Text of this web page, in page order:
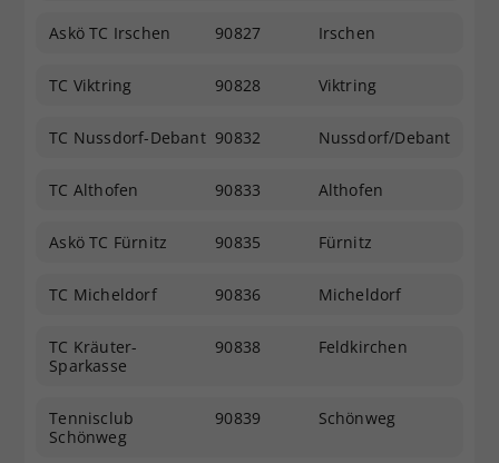
Askö TC Irschen 90827 Irschen
TC Viktring 90828 Viktring
TC Nussdorf-Debant 90832 Nussdorf/Debant
TC Althofen 90833 Althofen
Askö TC Fürnitz 90835 Fürnitz
TC Micheldorf 90836 Micheldorf
TC Kräuter-
Sparkasse
90838 Feldkirchen
Tennisclub
Schönweg
90839 Schönweg